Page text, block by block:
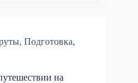
, Подготовка,
на